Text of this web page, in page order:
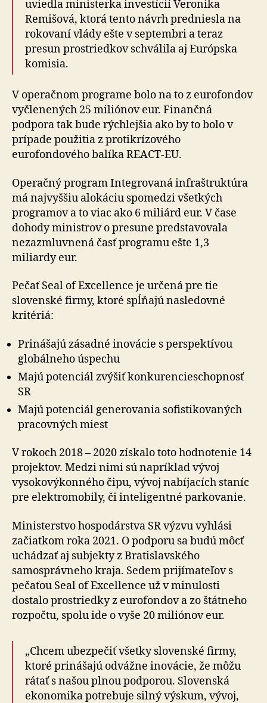
uviedla ministerka investícií Veronika
Remišová, ktorá tento návrh predniesla na
rokovaní vlády ešte v septembri a teraz
presun prostriedkov schválila aj Európska
komisia.
V operačnom programe bolo na to z eurofondov
vyčlenených 25 miliónov eur. Finančná
podpora tak bude rýchlejšia ako by to bolo v
prípade použitia z protikrízového
eurofondového balíka REACT-EU.
Operačný program Integrovaná infraštruktúra
má najvyššiu alokáciu spomedzi všetkých
programov a to viac ako 6 miliárd eur. V čase
dohody ministrov o presune predstavovala
nezazmluvnená časť programu ešte 1,3
miliardy eur.
Pečať Seal of Excellence je určená pre tie
slovenské firmy, ktoré spĺňajú nasledovné
kritériá:
Prinášajú zásadné inovácie s perspektívou
globálneho úspechu
Majú potenciál zvýšiť konkurencieschopnosť
SR
Majú potenciál generovania sofistikovaných
pracovných miest
V rokoch 2018 – 2020 získalo toto hodnotenie 14
projektov. Medzi nimi sú napríklad vývoj
vysokovýkonného čipu, vývoj nabíjacích staníc
pre elektromobily, či inteligentné parkovanie.
Ministerstvo hospodárstva SR výzvu vyhlási
začiatkom roka 2021. O podporu sa budú môcť
uchádzať aj subjekty z Bratislavského
samosprávneho kraja. Sedem prijímateľov s
pečaťou Seal of Excellence už v minulosti
dostalo prostriedky z eurofondov a zo štátneho
rozpočtu, spolu ide o vyše 20 miliónov eur.
„Chcem ubezpečiť všetky slovenské firmy,
ktoré prinášajú odvážne inovácie, že môžu
rátať s našou plnou podporou. Slovenská
ekonomika potrebuje silný výskum, vývoj,